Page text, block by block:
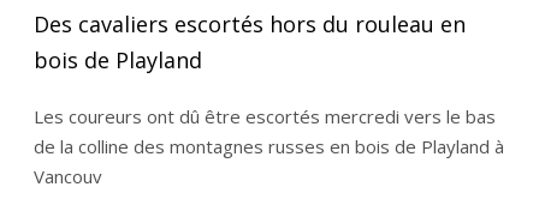
Des cavaliers escortés hors du rouleau en
bois de Playland
Les coureurs ont dû être escortés mercredi vers le bas
de la colline des montagnes russes en bois de Playland à
Vancouv